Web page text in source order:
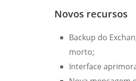
Novos recursos
Backup do
morto;
Interface